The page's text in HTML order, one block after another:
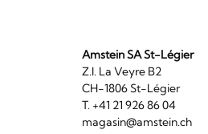
Amstein SA St-Légier
Z.I. La Veyre B2
CH-1806 St-Légier
T. +41 21 926 86 04
magasin@amstein.ch